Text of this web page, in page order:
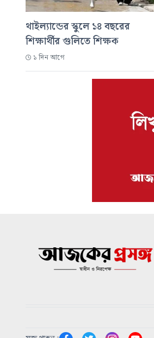
থাইল্যান্ডের স্কুলে ১৪ বছরের
শিক্ষার্থীর গুলিতে শিক্ষক
১ দিন আগে